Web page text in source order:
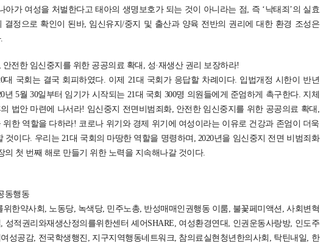
아가 여성을 처벌한다고 태아의 생명보호가 되는 것이 아니라는 점, 즉 ‘낙태죄’의 실효
결정으로 확인이 된바, 임신유지/중지 및 출산과 양육 전반의 권리에 대한 환경 조성은
전한 임신중지를 위한 공공의료 확대, 성·재생산 권리 보장하라!
대 국회는 결국 회피하였다. 이제 21대 국회가 응답할 차례이다. 입법개정 시한이 반년
년 5월 30일부터 임기가 시작되는 21대 국회 300명 의원들에게 준엄하게 촉구한다. 지체
의 법안 마련에 나서라! 임신중지 전면비범죄화, 안전한 임신중지를 위한 공공의료 확대,
위한 역할을 다하라! 코로나 위기와 경제 위기에 여성이라는 이유로 건강과 존엄이 더욱
것이다. 우리는 21대 국회의 마땅한 역할을 명령하며, 2020년을 임신중지 전면 비범죄화
의 첫 번째 해로 만들기 위한 노력을 지속해나갈 것이다.
동행동
한약사회, 노동당, 녹색당, 민주노총, 반성매매인권행동 이룸, 불꽃페미액션, 사회변혁
성적권리와재생산정의를위한센터 셰어SHARE, 여성환경연대, 인권운동사랑방, 인도주
성공감, 전국학생행진, 지구지역행동네트워크, 참의료실현청년한의사회, 탁틴내일, 한